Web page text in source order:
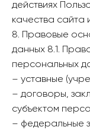
действиях
качества сайта
8. Правовые
данных 8.1.
персональных
– уставные
– договоры,
субъектом
– федеральные